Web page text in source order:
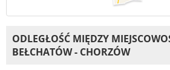
ODLEGŁOŚĆ MIĘDZY
BEŁCHATÓW - CHORZÓW